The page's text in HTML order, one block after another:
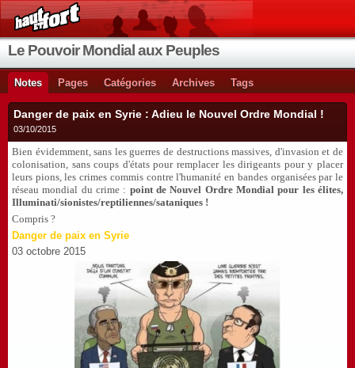
Le Pouvoir Mondial aux Peuples
Notes Pages Catégories Archives Tags
Danger de paix en Syrie : Adieu le Nouvel Ordre Mondial !
03/10/2015
Bien évidemment, sans les guerres de destructions massives, d'invasion et de
colonisation, sans coups d'états pour remplacer les dirigeants pour y placer
leurs pions, les crimes commis contre l'humanité en bandes organisées par le
réseau mondial du crime : point de Nouvel Ordre Mondial pour les élites,
Illuminati/sionistes/reptiliennes/sataniques !
Compris ?
Danger de paix en Syrie
03 octobre 2015